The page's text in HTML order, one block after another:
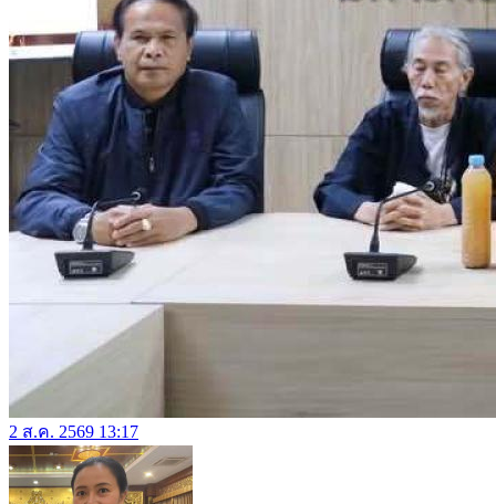
2 ส.ค. 2569 13:17